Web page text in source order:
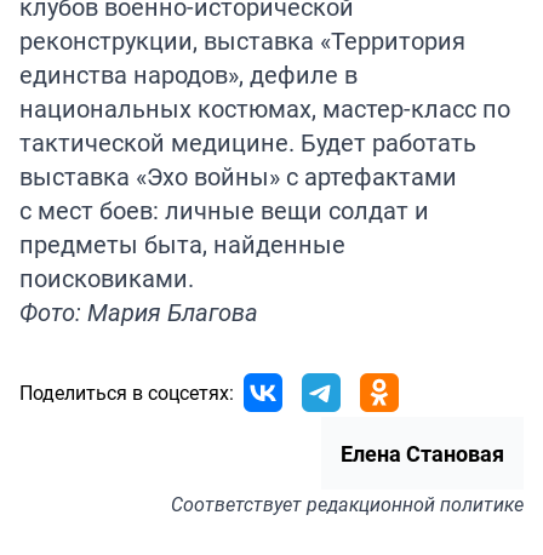
реконструкции, выставка «Территория
единства народов», дефиле в
национальных костюмах, мастер-класс по
тактической медицине. Будет работать
выставка «Эхо войны» с артефактами
с мест боев: личные вещи солдат и
предметы быта, найденные
поисковиками.
Фото: Мария Благова
Поделиться в соцсетях:
Елена Становая
Соответствуетредакционной политике